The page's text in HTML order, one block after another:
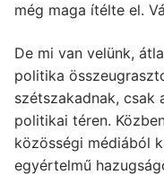
még maga ítélte el.
De mi van velünk,
politika
szétszakadnak,
politikai téren.
közösségi médiából
egyértelmű